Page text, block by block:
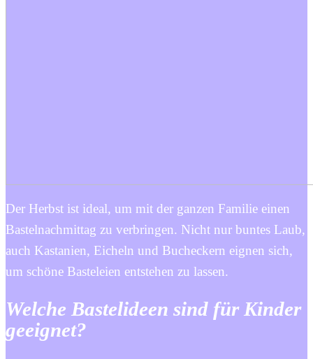
Der Herbst ist ideal, um mit der ganzen Familie einen
Bastelnachmittag zu verbringen. Nicht nur buntes Laub,
auch Kastanien, Eicheln und Bucheckern eignen sich,
um schöne Basteleien entstehen zu lassen.
Welche Bastelideen sind für Kinder
geeignet?